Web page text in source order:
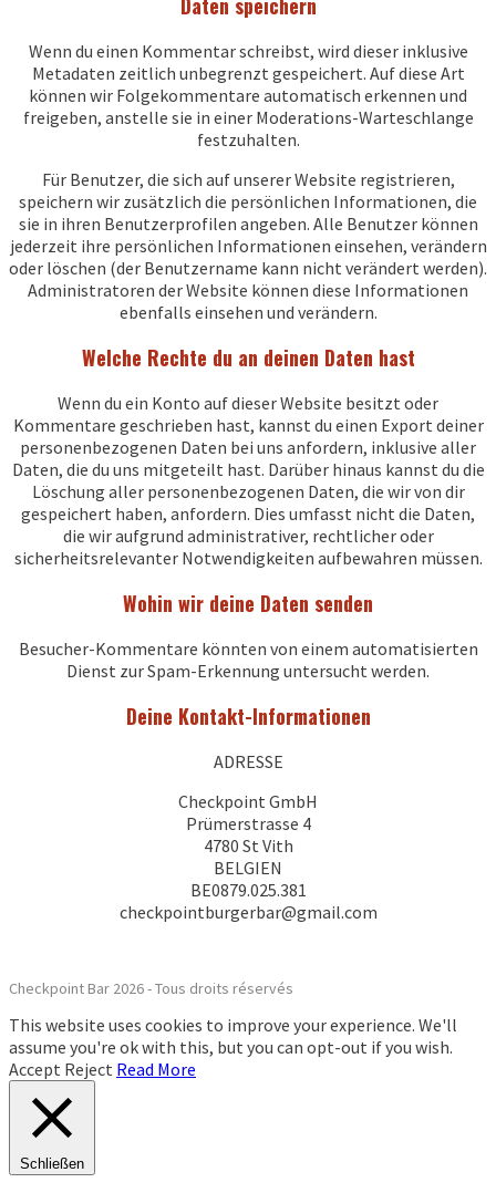
Wenn du einen Kommentar schreibst, wird dieser inklusive
Metadaten zeitlich unbegrenzt gespeichert. Auf diese Art
können wir Folgekommentare automatisch erkennen und
freigeben, anstelle sie in einer Moderations-Warteschlange
festzuhalten.
Für Benutzer, die sich auf unserer Website registrieren,
speichern wir zusätzlich die persönlichen Informationen, die
sie in ihren Benutzerprofilen angeben. Alle Benutzer können
jederzeit ihre persönlichen Informationen einsehen, verändern
oder löschen (der Benutzername kann nicht verändert werden).
Administratoren der Website können diese Informationen
ebenfalls einsehen und verändern.
Welche Rechte du an deinen Daten hast
Wenn du ein Konto auf dieser Website besitzt oder
Kommentare geschrieben hast, kannst du einen Export deiner
personenbezogenen Daten bei uns anfordern, inklusive aller
Daten, die du uns mitgeteilt hast. Darüber hinaus kannst du die
Löschung aller personenbezogenen Daten, die wir von dir
gespeichert haben, anfordern. Dies umfasst nicht die Daten,
die wir aufgrund administrativer, rechtlicher oder
sicherheitsrelevanter Notwendigkeiten aufbewahren müssen.
Wohin wir deine Daten senden
Besucher-Kommentare könnten von einem automatisierten
Dienst zur Spam-Erkennung untersucht werden.
Deine Kontakt-Informationen
ADRESSE
Checkpoint GmbH
Prümerstrasse 4
4780 St Vith
BELGIEN
BE0879.025.381
checkpointburgerbar@gmail.com
Checkpoint Bar 2026 - Tous droits réservés
This website uses cookies to improve your experience. We'll
assume you're ok with this, but you can opt-out if you wish.
Accept Reject Read More
Schließen